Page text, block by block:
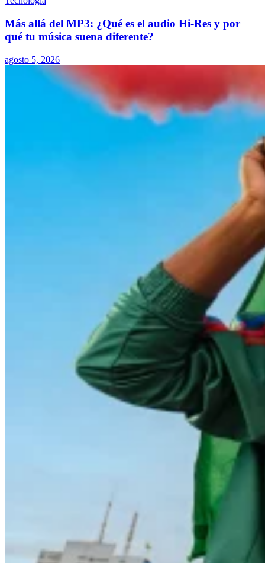
Más allá del MP3: ¿Qué es el audio Hi-Res y por
qué tu música suena diferente?
agosto 5, 2026